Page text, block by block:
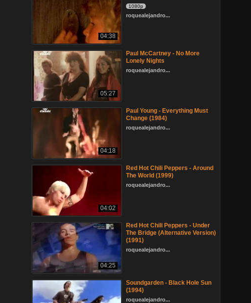
04:38
1080p
roquealejandro...
05:27
Paul McCartney - No More
Lonely Nights
roquealejandro...
04:18
Paul Young - Everything Must
Change (1984)
roquealejandro...
04:02
Red Hot Chili Peppers - Around
The World (1999)
roquealejandro...
04:25
Red Hot Chili Peppers - Under
The Bridge (Alternative Version)
(1991)
roquealejandro...
Soundgarden - Black Hole Sun
(1994)
roquealejandro...